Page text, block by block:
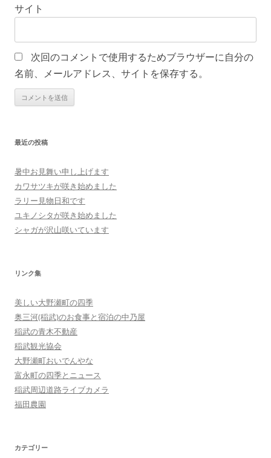
サイト
次回のコメントで使用するためブラウザーに自分の
名前、メールアドレス、サイトを保存する。
最近の投稿
暑中お見舞い申し上げます
カワサツキが咲き始めました
ラリー見物日和です
ユキノシタが咲き始めました
シャガが沢山咲いています
リンク集
美しい大野瀬町の四季
奥三河(稲武)のお食事と宿泊の中乃屋
稲武の青木不動産
稲武観光協会
大野瀬町おいでんやな
富永町の四季とニュース
稲武周辺道路ライブカメラ
福田農園
カテゴリー